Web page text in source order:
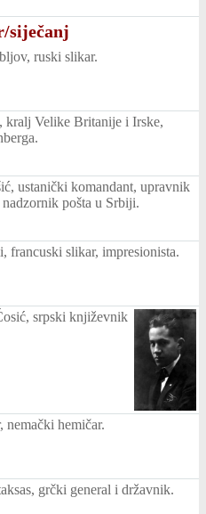
siječanj
ruski slikar.
kralj Velike Britanije i Irske,
ustanički komandant, upravnik
pošta u Srbiji.
francuski slikar, impresionista.
srpski književnik
nemački hemičar.
grčki general i državnik.